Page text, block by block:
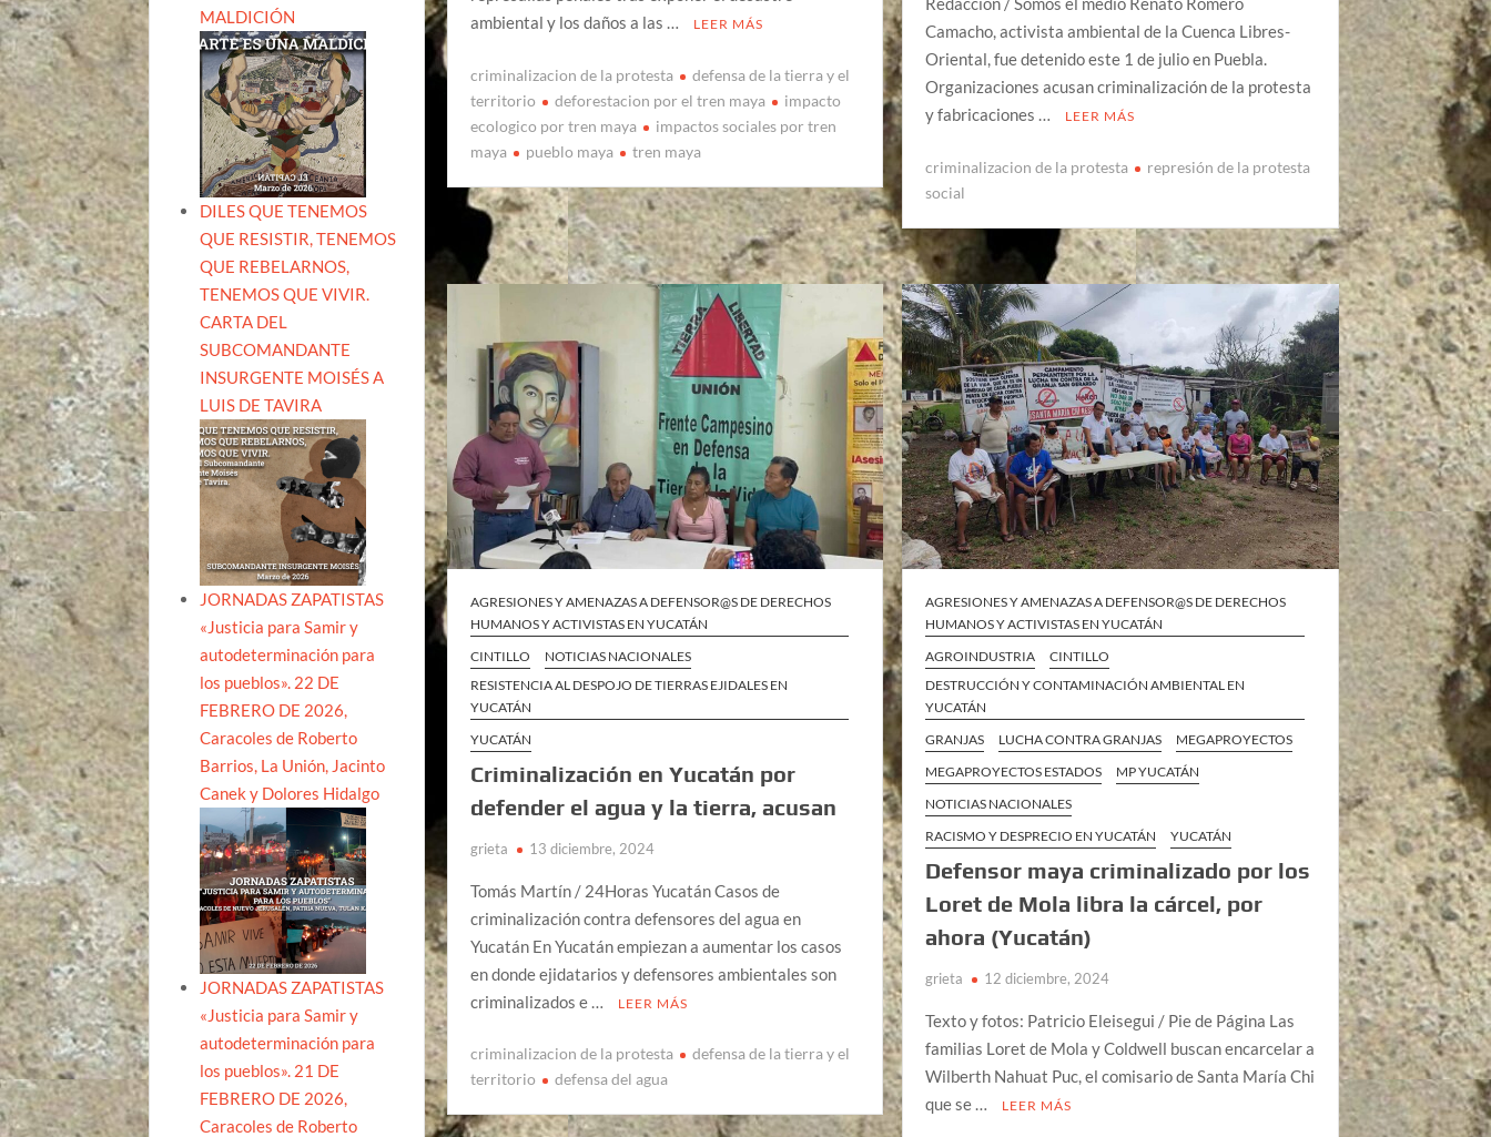
ambiental y los daños a las …
LEER MÁS
criminalizacion de la protesta
defensa de la tierra y el
territorio
deforestacion por el tren maya
impacto
ecologico por tren maya
impactos sociales por tren
maya
pueblo maya tren maya
Camacho, activista ambiental de la Cuenca Libres-
Oriental, fue detenido este 1 de julio en Puebla.
Organizaciones acusan criminalización de la protesta
y fabricaciones …
LEER MÁS
criminalizacion de la protesta
represión de la protesta
social
AGRESIONES Y AMENAZAS A DEFENSOR@S DE DERECHOS
HUMANOS Y ACTIVISTAS EN YUCATÁN
CINTILLO
NOTICIAS NACIONALES
RESISTENCIA AL DESPOJO DE TIERRAS EJIDALES EN
YUCATÁN
YUCATÁN
Criminalización en Yucatán por
defender el agua y la tierra, acusan
grieta 13 diciembre, 2024
Tomás Martín / 24Horas Yucatán Casos de
criminalización contra defensores del agua en
Yucatán En Yucatán empiezan a aumentar los casos
en donde ejidatarios y defensores ambientales son
criminalizados e …
LEER MÁS
criminalizacion de la protesta
defensa de la tierra y el
territorio
defensa del agua
AGRESIONES Y AMENAZAS A DEFENSOR@S DE DERECHOS
HUMANOS Y ACTIVISTAS EN YUCATÁN
AGROINDUSTRIA
CINTILLO
DESTRUCCIÓN Y CONTAMINACIÓN AMBIENTAL EN
YUCATÁN
GRANJAS
LUCHA CONTRA GRANJAS
MEGAPROYECTOS
MEGAPROYECTOS ESTADOS
MP YUCATÁN
NOTICIAS NACIONALES
RACISMO Y DESPRECIO EN YUCATÁN
YUCATÁN
Defensor maya criminalizado por los
Loret de Mola libra la cárcel, por
ahora (Yucatán)
grieta 12 diciembre, 2024
Texto y fotos: Patricio Eleisegui / Pie de Página Las
familias Loret de Mola y Coldwell buscan encarcelar a
Wilberth Nahuat Puc, el comisario de Santa María Chi
que se …
LEER MÁS
MALDICIÓN
DILES QUE TENEMOS
QUE RESISTIR, TENEMOS
QUE REBELARNOS,
TENEMOS QUE VIVIR.
CARTA DEL
SUBCOMANDANTE
INSURGENTE MOISÉS A
LUIS DE TAVIRA
JORNADAS ZAPATISTAS
«Justicia para Samir y
autodeterminación para
los pueblos». 22 DE
FEBRERO DE 2026,
Caracoles de Roberto
Barrios, La Unión, Jacinto
Canek y Dolores Hidalgo
JORNADAS ZAPATISTAS
«Justicia para Samir y
autodeterminación para
los pueblos». 21 DE
FEBRERO DE 2026,
Caracoles de Roberto